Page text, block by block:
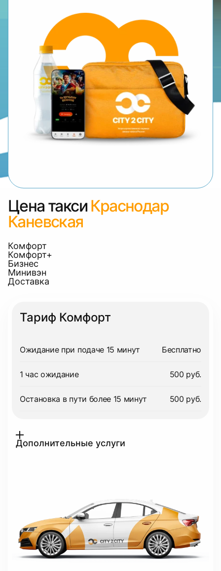
Цена такси Краснодар
Каневская
Комфорт
Комфорт+
Бизнес
Минивэн
Доставка
Тариф Комфорт
Ожидание при подаче 15 минут Бесплатно
1 час ожидание 500 руб.
Остановка в пути более 15 минут 500 руб.
Дополнительные услуги